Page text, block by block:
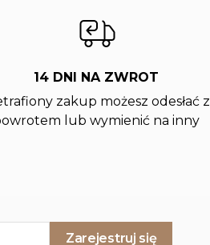
14 DNI NA ZWROT
zakup możesz odesłać z
lub wymienić na inny